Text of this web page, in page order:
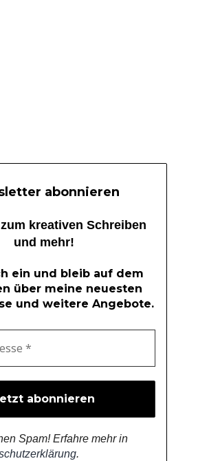
abonnieren
kreativen Schreiben
und mehr!
ein und bleib auf dem
über meine neuesten
und weitere Angebote.
Spam! Erfahre mehr in
.